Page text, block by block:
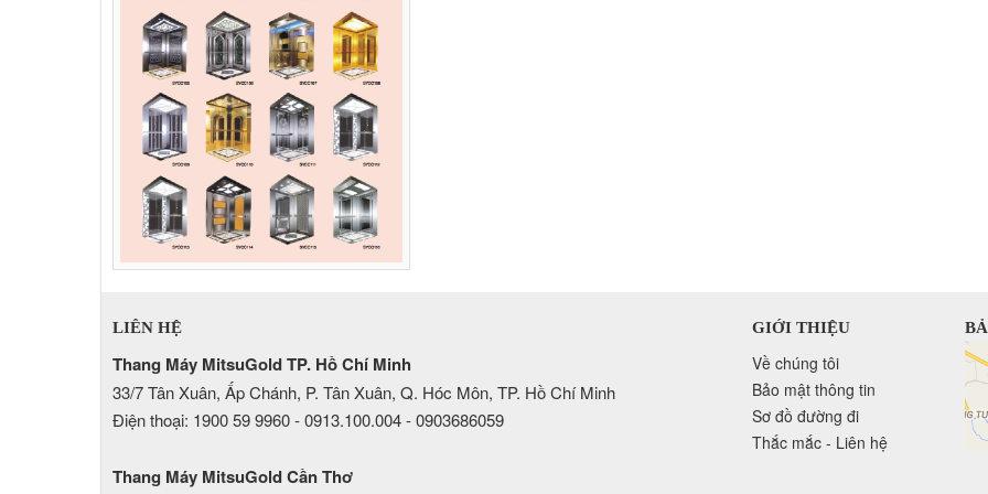
LIÊN HỆ
Thang Máy MitsuGold TP. Hồ Chí Minh
33/7 Tân Xuân, Ấp Chánh, P. Tân Xuân, Q. Hóc Môn, TP. Hồ Chí Minh
Điện thoại: 1900 59 9960 - 0913.100.004 - 0903686059
GIỚI THIỆU
Về chúng tôi
Bảo mật thông tin
Sơ đồ đường đi
Thắc mắc - Liên hệ
Thang Máy MitsuGold Cần Thơ